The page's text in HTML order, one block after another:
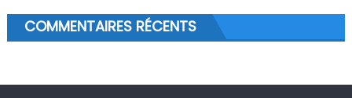
COMMENTAIRES RÉCENTS